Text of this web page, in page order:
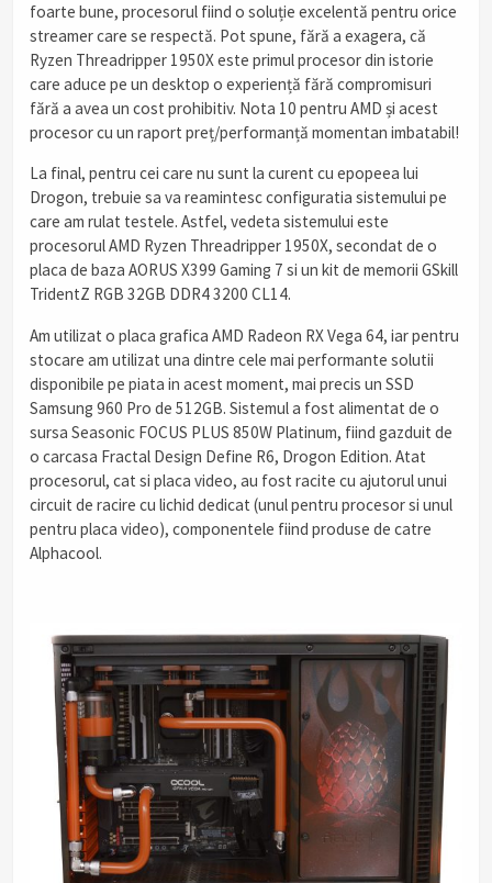
foarte bune, procesorul fiind o soluție excelentă pentru orice
streamer care se respectă. Pot spune, fără a exagera, că
Ryzen Threadripper 1950X este primul procesor din istorie
care aduce pe un desktop o experiență fără compromisuri
fără a avea un cost prohibitiv. Nota 10 pentru AMD și acest
procesor cu un raport preț/performanță momentan imbatabil!
La final, pentru cei care nu sunt la curent cu epopeea lui
Drogon, trebuie sa va reamintesc configuratia sistemului pe
care am rulat testele. Astfel, vedeta sistemului este
procesorul AMD Ryzen Threadripper 1950X, secondat de o
placa de baza AORUS X399 Gaming 7 si un kit de memorii GSkill
TridentZ RGB 32GB DDR4 3200 CL14.
Am utilizat o placa grafica AMD Radeon RX Vega 64, iar pentru
stocare am utilizat una dintre cele mai performante solutii
disponibile pe piata in acest moment, mai precis un SSD
Samsung 960 Pro de 512GB. Sistemul a fost alimentat de o
sursa Seasonic FOCUS PLUS 850W Platinum, fiind gazduit de
o carcasa Fractal Design Define R6, Drogon Edition. Atat
procesorul, cat si placa video, au fost racite cu ajutorul unui
circuit de racire cu lichid dedicat (unul pentru procesor si unul
pentru placa video), componentele fiind produse de catre
Alphacool.